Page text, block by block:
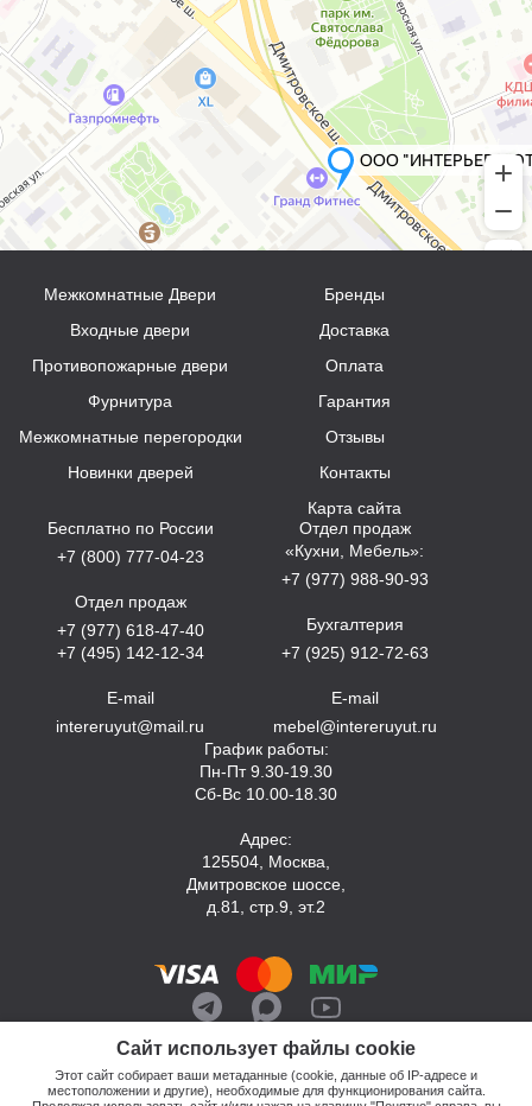
Сайт использует файлы cookie
Этот сайт собирает ваши метаданные (cookie, данные об IP-адресе и
местоположении и другие), необходимые для функционирования сайта.
Межкомнатные Двери
Входные двери
Противопожарные двери
Фурнитура
Межкомнатные перегородки
Новинки дверей
Бренды
Доставка
Оплата
Гарантия
Отзывы
Контакты
Карта сайта
Бесплатно по России
+7 (800) 777-04-23
Отдел продаж
+7 (977) 618-47-40
+7 (495) 142-12-34
E-mail
intereruyut@mail.ru
Отдел продаж
«Кухни, Мебель»:
+7 (977) 988-90-93
Бухгалтерия
+7 (925) 912-72-63
E-mail
mebel@intereruyut.ru
График работы:
Пн-Пт 9.30-19.30
Сб-Вс 10.00-18.30
Адрес:
125504, Москва,
Дмитровское шоссе,
д.81, стр.9, эт.2